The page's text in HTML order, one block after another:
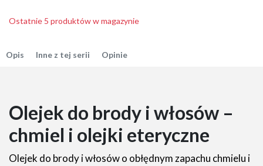
Ostatnie 5 produktów w magazynie
Opis Inne z tej serii Opinie
Olejek do brody i włosów –
chmiel i olejki eteryczne
Olejek do brody i włosów o obłędnym zapachu chmielu i